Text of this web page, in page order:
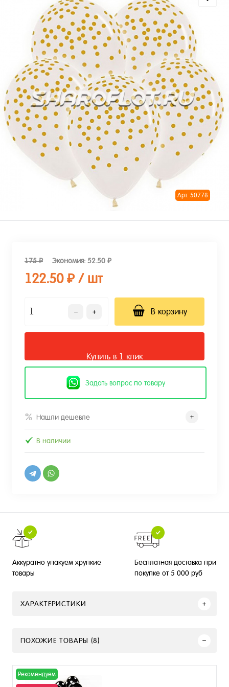
Арт: 50778
175 ₽ Экономия: 52.50 ₽
122.50 ₽ / шт
В корзину
Купить в 1 клик
Задать вопрос по товару
Нашли дешевле
В наличии
Аккуратно упакуем хрупкие
товары
Бесплатная доставка при
покупке от 5 000 руб
ХАРАКТЕРИСТИКИ
ПОХОЖИЕ ТОВАРЫ (8)
Рекомендуем